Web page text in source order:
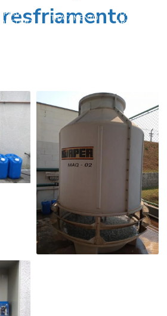
PARA
TRATAMENTO
DE POÇOS
ARTESIANOS